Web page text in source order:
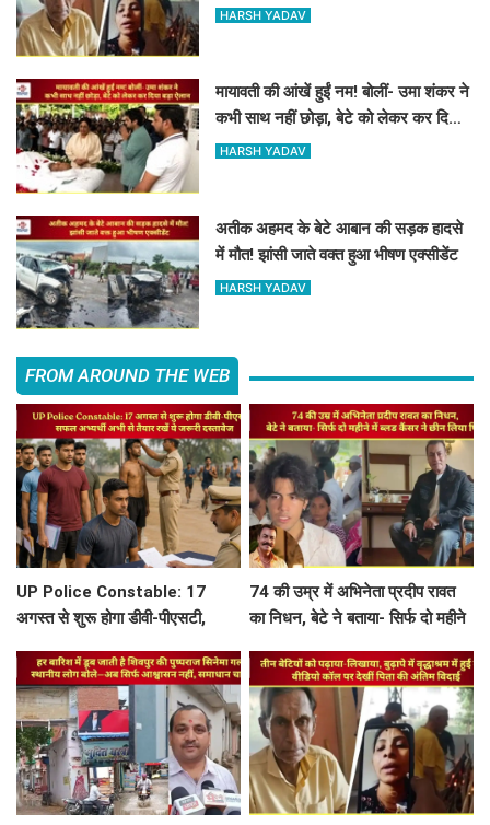
पिता की अंतिम विदाई
HARSH YADAV
मायावती की आंखें हुईं नम! बोलीं- उमा शंकर ने
कभी साथ नहीं छोड़ा, बेटे को लेकर कर दिया
बड़ा ऐलान
HARSH YADAV
अतीक अहमद के बेटे आबान की सड़क हादसे
में मौत! झांसी जाते वक्त हुआ भीषण एक्सीडेंट
HARSH YADAV
FROM AROUND THE WEB
UP Police Constable: 17
अगस्त से शुरू होगा डीवी-पीएसटी,
जरूरी दस्तावेज
74 की उम्र में अभिनेता प्रदीप रावत
का निधन, बेटे ने बताया- सिर्फ दो महीने